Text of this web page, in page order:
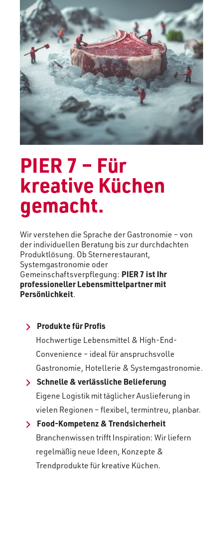
PIER 7 – Für
kreative Küchen
gemacht.
Wir verstehen die Sprache der Gastronomie – von
der individuellen Beratung bis zur durchdachten
Produktlösung. Ob Sternerestaurant,
Systemgastronomie oder
Gemeinschaftsverpflegung: PIER 7 ist Ihr
professioneller Lebensmittelpartner mit
Persönlichkeit.
Produkte für Profis
Hochwertige Lebensmittel & High-End-
Convenience – ideal für anspruchsvolle
Gastronomie, Hotellerie & Systemgastronomie.
Schnelle & verlässliche Belieferung
Eigene Logistik mit täglicher Auslieferung in
vielen Regionen – flexibel, termintreu, planbar.
Food-Kompetenz & Trendsicherheit
Branchenwissen trifft Inspiration: Wir liefern
regelmäßig neue Ideen, Konzepte &
Trendprodukte für kreative Küchen.